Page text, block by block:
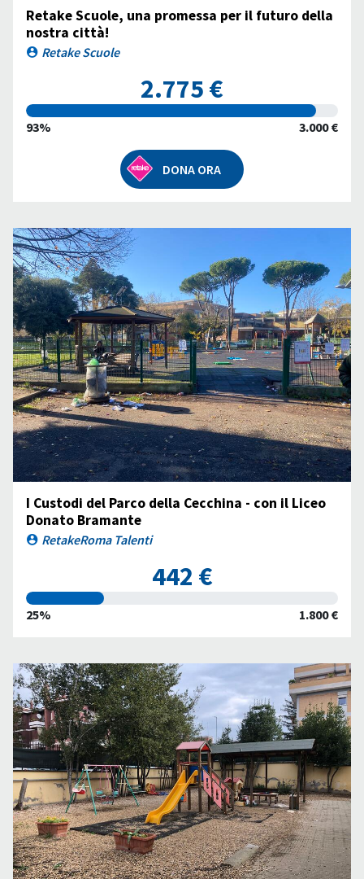
Retake Scuole, una promessa per il futuro della
nostra città!
Retake Scuole
2.775 €
93% 3.000 €
DONA ORA
I Custodi del Parco della Cecchina - con il Liceo
Donato Bramante
RetakeRoma Talenti
442 €
25% 1.800 €